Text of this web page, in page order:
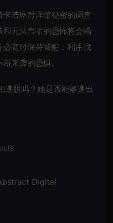
卡若琳对洋馆秘密的调查
无法言喻的恐怖将会竭
随时保持警醒，利用找
来袭的恐惧。
逃脱吗？她是否能够逃出
Digital